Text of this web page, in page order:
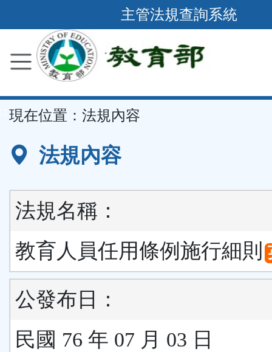
到
要
容
區
主管法規查詢系統
現在位置： 法規內容
法規內容
法規名稱：
教育人員任用條例施行細則
公發布日：
民國 76 年 07 月 03 日